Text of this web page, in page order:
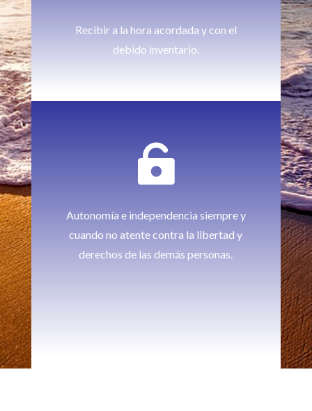
Recibir a la hora acordada y con el
debido inventario.

Autonomía e independencia siempre y
cuando no atente contra la libertad y
derechos de las demás personas.